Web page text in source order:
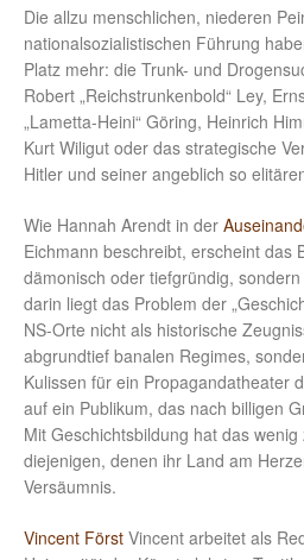
Die allzu menschlichen, niederen
nationalsozialistischen Führung
Platz mehr: die Trunk- und
Robert „Reichstrunkenbold“ Ley,
„Lametta-Heini“ Göring, Heinrich
Kurt Wiligut oder das strategische
Hitler und seiner angeblich so
Wie Hannah Arendt in der
Eichmann beschreibt, erscheint das
dämonisch oder tiefgründig,
darin liegt das Problem der
NS-Orte nicht als historische
abgrundtief banalen Regimes,
Kulissen für ein Propagandatheater
auf ein Publikum, das nach billigen
Mit Geschichtsbildung hat das
diejenigen, denen ihr Land am
Versäumnis.
Vincent Först Vincent arbeitet als